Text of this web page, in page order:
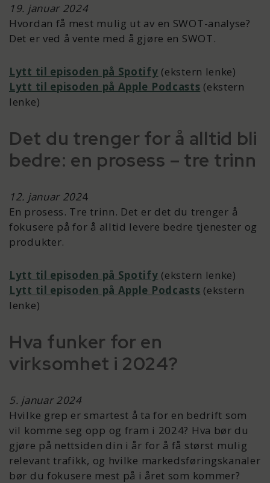
19. januar 2024
Hvordan få mest mulig ut av en SWOT-analyse?
Det er ved å vente med å gjøre en SWOT.
Lytt til episoden på Spotify (ekstern lenke)
Lytt til episoden på Apple Podcasts (ekstern
lenke)
Det du trenger for å alltid bli
bedre: en prosess – tre trinn
12. januar 2024
En prosess. Tre trinn. Det er det du trenger å
fokusere på for å alltid levere bedre tjenester og
produkter.
Lytt til episoden på Spotify (ekstern lenke)
Lytt til episoden på Apple Podcasts (ekstern
lenke)
Hva funker for en
virksomhet i 2024?
5. januar 2024
Hvilke grep er smartest å ta for en bedrift som
vil komme seg opp og fram i 2024? Hva bør du
gjøre på nettsiden din i år for å få størst mulig
relevant trafikk, og hvilke markedsføringskanaler
bør du fokusere mest på i året som kommer?